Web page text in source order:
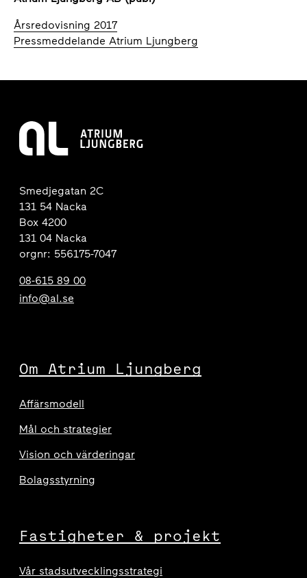
Årsredovisning 2017
Pressmeddelande Atrium Ljungberg
Smedjegatan 2C
131 54 Nacka
Box 4200
131 04 Nacka
orgnr: 556175-7047
08-615 89 00
info@al.se
Om Atrium Ljungberg
Affärsmodell
Mål och strategier
Vision och värderingar
Bolagsstyrning
Fastigheter & projekt
Vår stadsutvecklingsstrategi